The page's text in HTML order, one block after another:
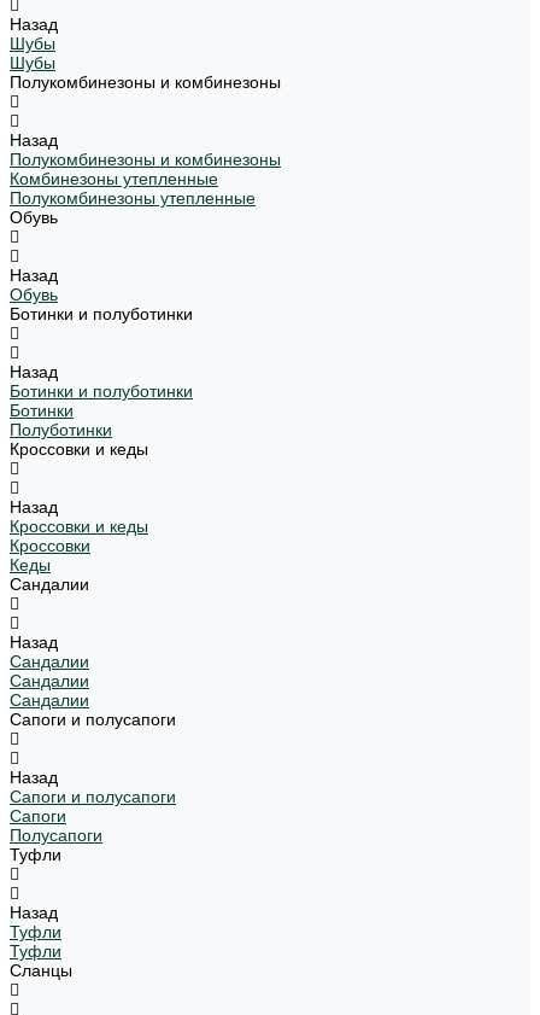
Назад
Шубы
Шубы
Полукомбинезоны и комбинезоны
Назад
Полукомбинезоны и комбинезоны
Комбинезоны утепленные
Полукомбинезоны утепленные
Обувь
Назад
Обувь
Ботинки и полуботинки
Назад
Ботинки и полуботинки
Ботинки
Полуботинки
Кроссовки и кеды
Назад
Кроссовки и кеды
Кроссовки
Кеды
Сандалии
Назад
Сандалии
Сандалии
Сандалии
Сапоги и полусапоги
Назад
Сапоги и полусапоги
Сапоги
Полусапоги
Туфли
Назад
Туфли
Туфли
Сланцы